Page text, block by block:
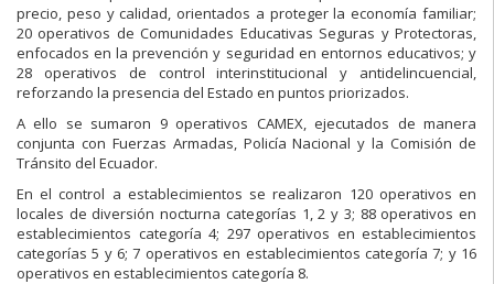
precio, peso y calidad, orientados a proteger la economía familiar;
20 operativos de Comunidades Educativas Seguras y Protectoras,
enfocados en la prevención y seguridad en entornos educativos; y
28 operativos de control interinstitucional y antidelincuencial,
reforzando la presencia del Estado en puntos priorizados.
A ello se sumaron 9 operativos CAMEX, ejecutados de manera
conjunta con Fuerzas Armadas, Policía Nacional y la Comisión de
Tránsito del Ecuador.
En el control a establecimientos se realizaron 120 operativos en
locales de diversión nocturna categorías 1, 2 y 3; 88 operativos en
establecimientos categoría 4; 297 operativos en establecimientos
categorías 5 y 6; 7 operativos en establecimientos categoría 7; y 16
operativos en establecimientos categoría 8.